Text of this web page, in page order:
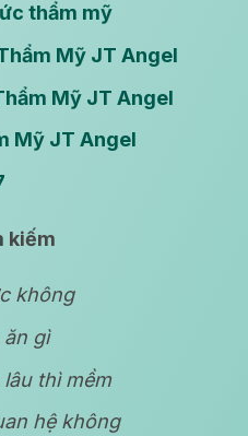
thẩm mỹ
Mỹ JT Angel
Mỹ JT Angel
Mỹ JT Angel
kiếm
không
ăn gì
thì mềm
hệ không